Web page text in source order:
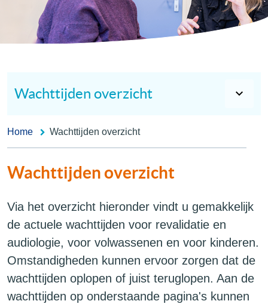
Wachttijden overzicht
Home Wachttijden overzicht
Wachttijden overzicht
Via het overzicht hieronder vindt u gemakkelijk
de actuele wachttijden voor revalidatie en
audiologie, voor volwassenen en voor kinderen.
Omstandigheden kunnen ervoor zorgen dat de
wachttijden oplopen of juist teruglopen. Aan de
wachttijden op onderstaande pagina's kunnen